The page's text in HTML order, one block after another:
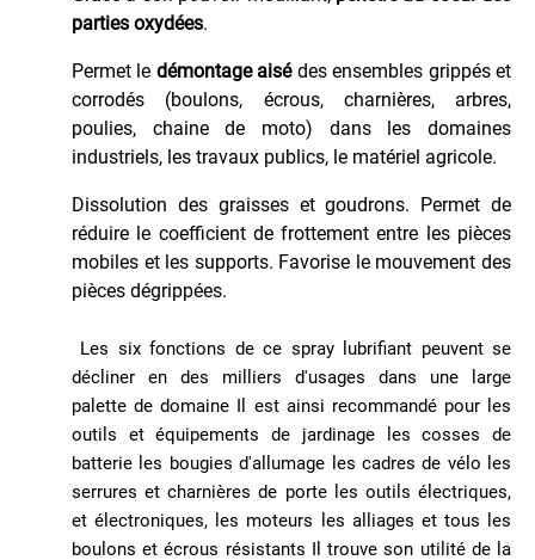
parties oxydées.
Permet le démontage aisédes ensembles grippés et
corrodés (boulons, écrous, charnières, arbres,
poulies, chaine de moto) dans les domaines
industriels, les travaux publics, le matériel agricole.
Dissolution des graisses et goudrons. Permet de
réduire le coefficient de frottement entre les pièces
mobiles et les supports. Favorise le mouvement des
pièces dégrippées.
Les six fonctions de ce spray lubrifiant peuvent se
décliner en des milliers d'usages dans une large
palette de domaine Il est ainsi recommandé pour les
outils et équipements de jardinage les cosses de
batterie les bougies d'allumage les cadres de vélo les
serrures et charnières de porte les outils électriques,
et électroniques, les moteurs les alliages et tous les
boulons et écrous résistants Il trouve son utilité de la
PROTECTION
VEHICULES